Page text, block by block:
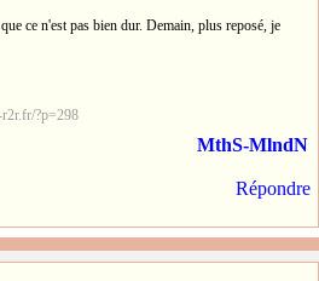
ce n'est pas bien dur. Demain, plus reposé, je
?p=298
MthS-MlndN
Répondre